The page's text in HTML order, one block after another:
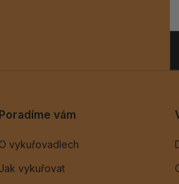
Poradíme vám
O vykuřovadlech
Jak vykuřovat